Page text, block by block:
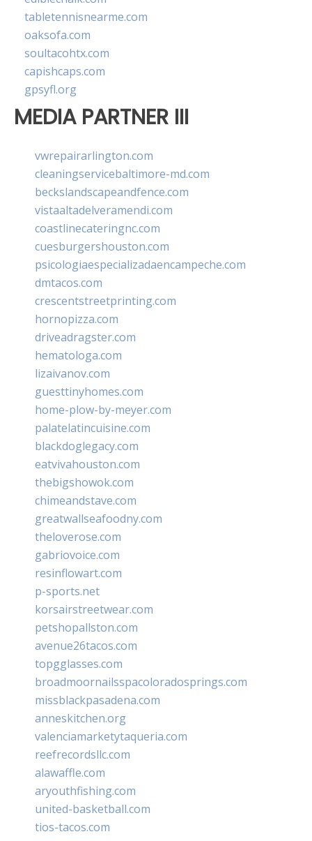
tabletennisnearme.com
oaksofa.com
soultacohtx.com
capishcaps.com
gpsyfl.org
MEDIA PARTNER III
vwrepairarlington.com
cleaningservicebaltimore-md.com
beckslandscapeandfence.com
vistaaltadelveramendi.com
coastlinecateringnc.com
cuesburgershouston.com
psicologiaespecializadaencampeche.com
dmtacos.com
crescentstreetprinting.com
hornopizza.com
driveadragster.com
hematologa.com
lizaivanov.com
guesttinyhomes.com
home-plow-by-meyer.com
palatelatincuisine.com
blackdoglegacy.com
eatvivahouston.com
thebigshowok.com
chimeandstave.com
greatwallseafoodny.com
theloverose.com
gabriovoice.com
resinflowart.com
p-sports.net
korsairstreetwear.com
petshopallston.com
avenue26tacos.com
topgglasses.com
broadmoornailsspacoloradosprings.com
missblackpasadena.com
anneskitchen.org
valenciamarketytaqueria.com
reefrecordsllc.com
alawaffle.com
aryouthfishing.com
united-basketball.com
tios-tacos.com